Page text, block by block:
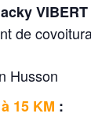
VIBERT
de
Husson
15 KM :